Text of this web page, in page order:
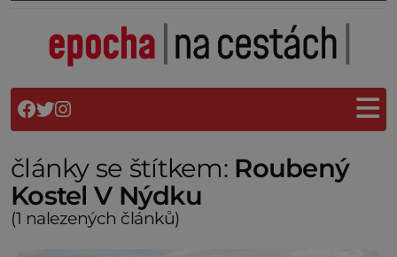
články se štítkem: Roubený
Kostel V Nýdku
(1 nalezených článků)